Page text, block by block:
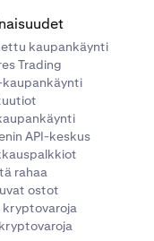
kaupankäynti
Trading
kaupankäynti
API-keskus
rahaa
ostot
kryptovaroja